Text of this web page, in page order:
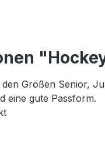
Größen Senior,
eine gute Passform.